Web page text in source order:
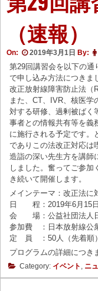
（速報）
On: 2019年3月1日 By:
第29回講習会を以下の通
で申し込み方法につきま
改正放射線障害防止法（
また、CT、IVR、核医学
対する研修、過剰被ばく
事者との情報共有等を義
に施行される予定です。
でありこの法改正対応は
造詣の深い先生方を講師
しました。奮ってご参加
き続いて開催します。
メインテーマ：改正法に
日 程：2019年6月15日
会 場：公益社団法人
参加費 ：日本放射線
定 員 ：50人（先着順）
プログラムの詳細につき
Category: イベント , ニ